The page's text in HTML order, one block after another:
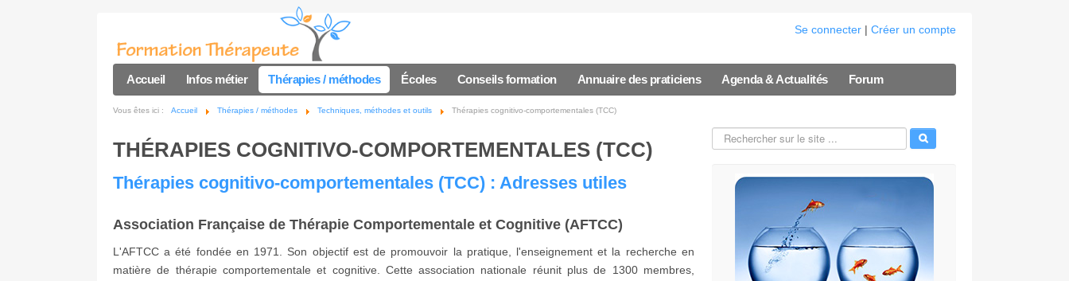
Se connecter | Créer un compte
Accueil Infos métier Thérapies / méthodes Écoles Conseils formation Annuaire des praticiens Agenda & Actualités Forum
Vous êtes ici : Accueil Thérapies / méthodes Techniques, méthodes et outils Thérapies cognitivo-comportementales (TCC)
THÉRAPIES COGNITIVO-COMPORTEMENTALES (TCC)
Thérapies cognitivo-comportementales (TCC) : Adresses utiles
Association Française de Thérapie Comportementale et Cognitive (AFTCC)
L'AFTCC a été fondée en 1971. Son objectif est de promouvoir la pratique, l'enseignement et la recherche en
matière de thérapie comportementale et cognitive. Cette association nationale réunit plus de 1300 membres,